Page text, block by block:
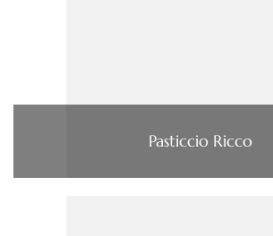
Pasticcio Ricco